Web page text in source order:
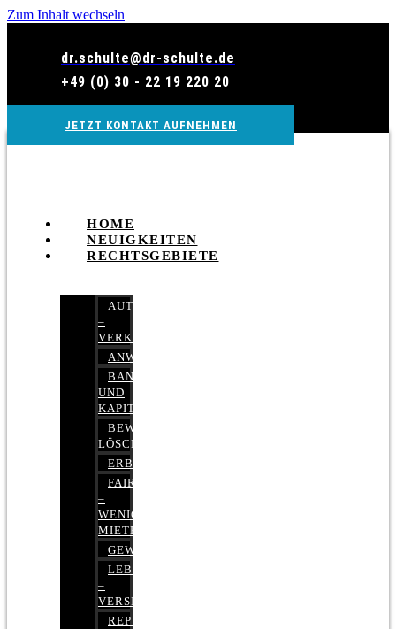
Zum Inhalt wechseln
dr.schulte@dr-schulte.de
+49 (0) 30 - 22 19 220 20
JETZT KONTAKT AUFNEHMEN
HOME
NEUIGKEITEN
RECHTSGEBIETE
AUTOBETRUG
–
VERKEHRSRECHT
ANWALTSHAFTUNGSRECHT
BANK-
UND
KAPITALMARKTRECHT
BEWERTUNGEN
LÖSCHEN
ERBRECHT
FAIRMIETEN
–
WENIGER
MIETE
GEWERBERECHT
LEBENSVERSICHERUNG
–
VERSICHERUNGSRECHT
REPUTATIONSRECHT